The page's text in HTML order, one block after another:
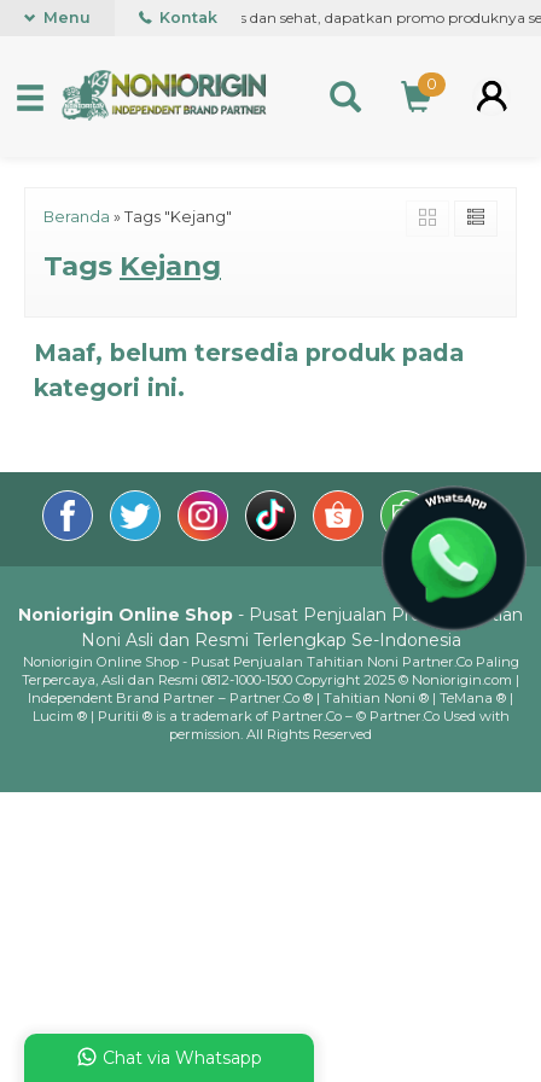
kulit wajah anda, cantik, mulus dan sehat, dapatkan promo produknya
Menu Kontak
0
Beranda » Tags "Kejang"
Tags Kejang
Maaf, belum tersedia produk pada
kategori ini.
Noniorigin Online Shop - Pusat Penjualan Produk Tahitian
Noni Asli dan Resmi Terlengkap Se-Indonesia
Noniorigin Online Shop - Pusat Penjualan Tahitian Noni Partner.Co Paling
Terpercaya, Asli dan Resmi 0812-1000-1500 Copyright 2025 © Noniorigin.com |
Independent Brand Partner – Partner.Co ® | Tahitian Noni ® | TeMana ® |
Lucim ® | Puritii ® is a trademark of Partner.Co – © Partner.Co Used with
permission. All Rights Reserved
Chat via Whatsapp